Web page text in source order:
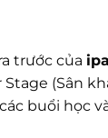
trước của
(Sân
buổi học